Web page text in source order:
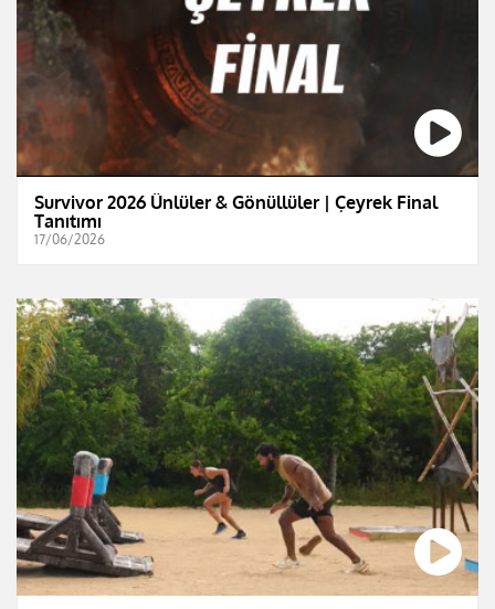
Survivor 2026 Ünlüler & Gönüllüler | Çeyrek Final
Tanıtımı
17/06/2026